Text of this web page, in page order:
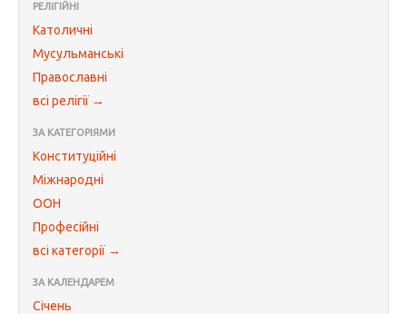
РЕЛІГІЙНІ
Католичні
Мусульманські
Православні
всі релігії →
ЗА КАТЕГОРІЯМИ
Конституційні
Міжнародні
ООН
Професійні
всі категорії →
ЗА КАЛЕНДАРЕМ
Січень